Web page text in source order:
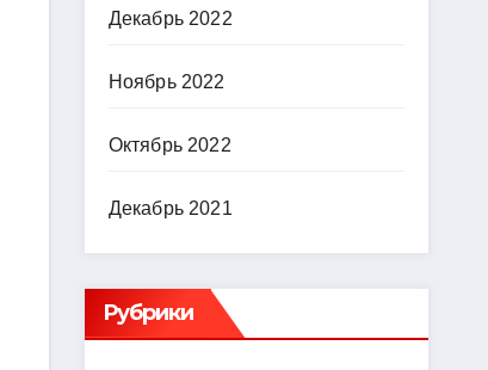
Декабрь 2022
Ноябрь 2022
Октябрь 2022
Декабрь 2021
Рубрики